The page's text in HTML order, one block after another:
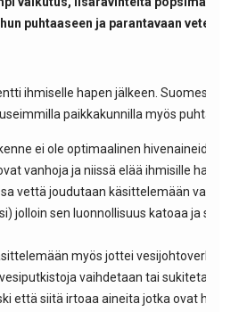
puhtaaseen ja parantavaan veteen?
ihmiselle hapen jälkeen. Suomessa
paikkakunnilla myös
ei ole optimaalinen hivenaineiden
vanhoja ja niissä elää ihmisille
vettä joudutaan käsittelemään
jolloin sen luonnollisuus katoaa ja siinä
myös jottei vesijohtoverkosto
vaihdetaan tai sukitetaan
että siitä irtoaa aineita jotka ovat